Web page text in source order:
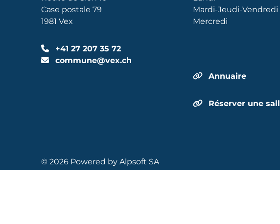
Case postale 79
1981 Vex
+41 27 207 35 72
commune@vex.ch
Mardi-Jeudi-Vendredi
Mercredi
Annuaire
Réserver une
© 2026 Powered by Alpsoft SA